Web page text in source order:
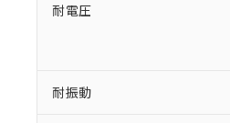
耐電圧
耐振動